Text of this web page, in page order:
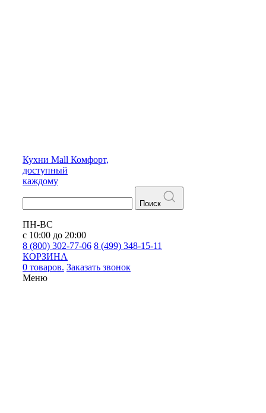
Кухни Mall Комфорт,
доступный
каждому
Поиск
ПН-ВС
с 10:00 до 20:00
8 (800) 302-77-06 8 (499) 348-15-11
КОРЗИНА
0 товаров. Заказать звонок
Меню